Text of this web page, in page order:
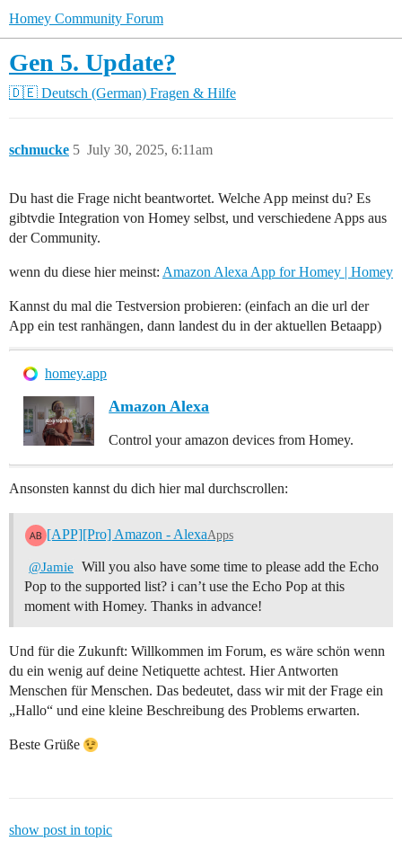
Homey Community Forum
Gen 5. Update?
🇩🇪 Deutsch (German) Fragen & Hilfe
schmucke July 30, 2025, 6:11am
5
Du hast die Frage nicht beantwortet. Welche App meinst du? Es
gibtvdie Integration von Homey selbst, und verschiedene Apps aus
der Community.
wenn du diese hier meinst: Amazon Alexa App for Homey | Homey
Kannst du mal die Testversion probieren: (einfach an die url der
App ein test ranhängen, dann landest du in der aktuellen Betaapp)
homey.app
Amazon Alexa
Control your amazon devices from Homey.
Ansonsten kannst du dich hier mal durchscrollen:
[APP][Pro] Amazon - AlexaApps
@Jamie
Will you also have some time to please add the Echo
Pop to the supported list? i can’t use the Echo Pop at this
moment with Homey. Thanks in advance!
Und für die Zukunft: Willkommen im Forum, es wäre schön wenn
du ein wenig auf deine Netiquette achtest. Hier Antworten
Menschen für Menschen. Das bedeutet, dass wir mit der Frage ein
„Hallo“ und eine kleine Beschreibung des Problems erwarten.
Beste Grüße
show post in topic